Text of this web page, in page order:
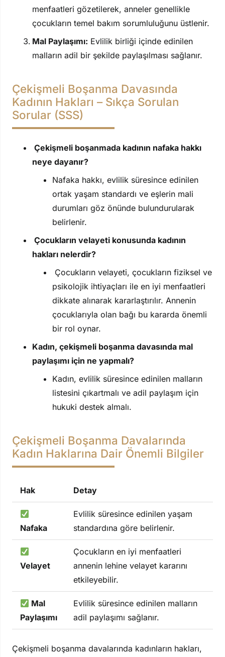
menfaatleri gözetilerek, anneler genellikle
çocukların temel bakım sorumluluğunu üstlenir.
Mal Paylaşımı: Evlilik birliği içinde edinilen
malların adil bir şekilde paylaşılması sağlanır.
Çekişmeli Boşanma Davasında
Kadının Hakları – Sıkça Sorulan
Sorular (SSS)
Çekişmeli boşanmada kadının nafaka hakkı
neye dayanır?
Nafaka hakkı, evlilik süresince edinilen
ortak yaşam standardı ve eşlerin mali
durumları göz önünde bulundurularak
belirlenir.
Çocukların velayeti konusunda kadının
hakları nelerdir?
Çocukların velayeti, çocukların fiziksel ve
psikolojik ihtiyaçları ile en iyi menfaatleri
dikkate alınarak kararlaştırılır. Annenin
çocuklarıyla olan bağı bu kararda önemli
bir rol oynar.
Kadın, çekişmeli boşanma davasında mal
paylaşımı için ne yapmalı?
Kadın, evlilik süresince edinilen malların
listesini çıkartmalı ve adil paylaşım için
hukuki destek almalı.
Çekişmeli Boşanma Davalarında
Kadın Haklarına Dair Önemli Bilgiler
Hak Detay
Nafaka
Evlilik süresince edinilen yaşam
standardına göre belirlenir.
Velayet
Çocukların en iyi menfaatleri
annenin lehine velayet kararını
etkileyebilir.
Mal
Paylaşımı
Evlilik süresince edinilen malların
adil paylaşımı sağlanır.
Çekişmeli boşanma davalarında kadınların hakları,